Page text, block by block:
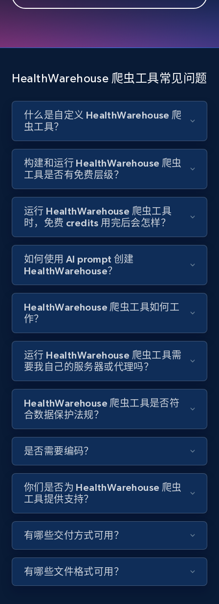
Like engagement rate, Bio link, Predicted lang,
8.3K+ 963+ 注册使用
Youtube - Videos posts
URL, Title, Youtuber, Youtuber md5, Video url,
Video length, Likes, Views, and more.
8.1K+ 714+ 注册使用
Youtube - Videos posts - Search new
youtube videos by keyword
Video length, Likes, Views, and more.
channel URL
URL, Title, Youtuber, Youtuber md5, Video url,
Video length, Likes, Views, and more.
8.1K+ 714+ 注册使用
Youtube - Videos posts - Search videos by
keyword and then apply relevant video
filters
Video length, Likes, Views, and more.
8.1K+ 714+
HealthWarehouse 爬虫工具常见问题
什么是自定义 HealthWarehouse 爬
虫工具？
构建和运行 HealthWarehouse 爬虫
工具是否有免费层级？
运行 HealthWarehouse 爬虫工具
时，免费 credits 用完后会怎样？
如何使用 AI prompt 创建
HealthWarehouse？
HealthWarehouse 爬虫工具如何工
作？
运行 HealthWarehouse 爬虫工具需
要我自己的服务器或代理吗？
HealthWarehouse 爬虫工具是否符
合数据保护法规？
是否需要编码？
你们是否为 HealthWarehouse 爬虫
工具提供支持？
有哪些交付方式可用？
有哪些文件格式可用？